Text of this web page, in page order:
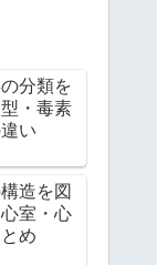
分類を
・毒素
い
造を図
室・心
め